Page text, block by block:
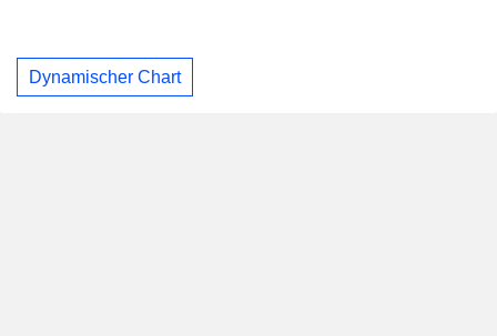
Dynamischer Chart